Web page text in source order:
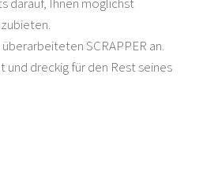
SCRAPPER an.
und dreckig für den Rest seines